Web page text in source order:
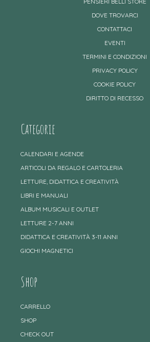
DOVE TROVARCI
CONTATTACI
EVENTI
TERMINI E CONDIZIONI
PRIVACY POLICY
COOKIE POLICY
DIRITTO DI RECESSO
Categorie
CALENDARI E AGENDE
ARTICOLI DA REGALO E CARTOLERIA
LETTURE, DIDATTICA E CREATIVITÀ
LIBRI E MANUALI
ALBUM MUSICALI E OUTLET
LETTURE 2-7 ANNI
DIDATTICA E CREATIVITÀ 3-11 ANNI
GIOCHI MAGNETICI
Shop
CARRELLO
SHOP
CHECK OUT